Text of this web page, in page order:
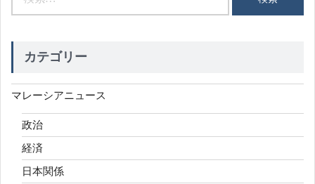
カテゴリー
マレーシアニュース
政治
経済
日本関係